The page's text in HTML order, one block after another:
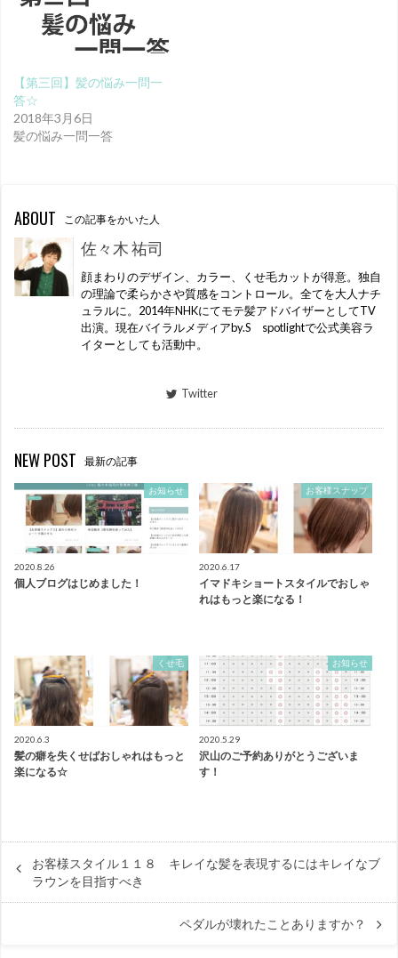
【第三回】髪の悩み一問一
答☆
2018年3月6日
髪の悩み一問一答
ABOUT この記事をかいた人
佐々木 祐司
顔まわりのデザイン、カラー、くせ毛カットが得意。独自
の理論で柔らかさや質感をコントロール。全てを大人ナチ
ュラルに。2014年NHKにてモテ髪アドバイザーとしてTV
出演。現在バイラルメディアby.S spotlightで公式美容ラ
イターとしても活動中。
Twitter
NEW POST 最新の記事
お知らせ
2020.8.26
個人ブログはじめました！
お客様スナップ
2020.6.17
イマドキショートスタイルでおしゃ
れはもっと楽になる！
くせ毛
2020.6.3
髪の癖を失くせばおしゃれはもっと
楽になる☆
お知らせ
2020.5.29
沢山のご予約ありがとうございま
す！
お客様スタイル１１８ キレイな髪を表現するにはキレイなブ
ラウンを目指すべき
ペダルが壊れたことありますか？